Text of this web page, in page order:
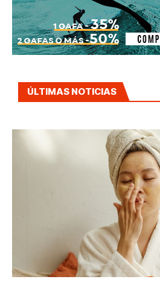
ÚLTIMAS NOTICIAS